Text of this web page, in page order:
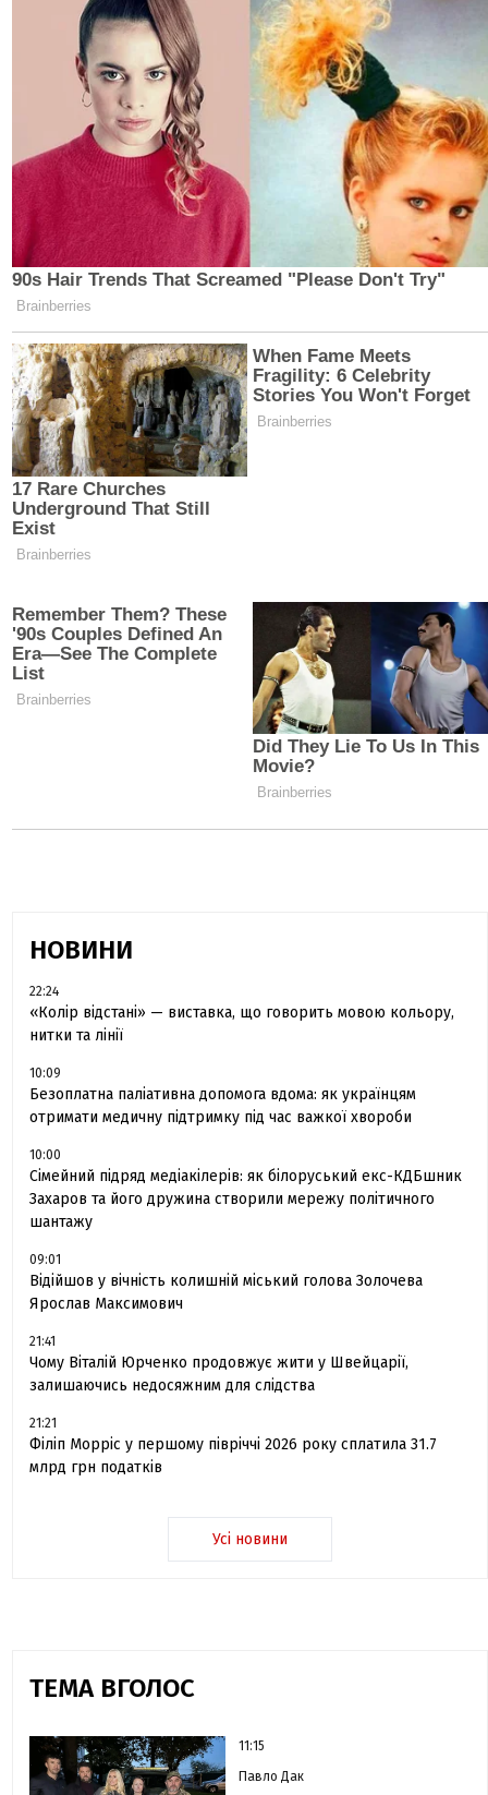
НОВИНИ
22:24
«Колір відстані» — виставка, що говорить мовою кольору,
нитки та лінії
10:09
Безоплатна паліативна допомога вдома: як українцям
отримати медичну підтримку під час важкої хвороби
10:00
Сімейний підряд медіакілерів: як білоруський екс-КДБшник
Захаров та його дружина створили мережу політичного
шантажу
09:01
Відійшов у вічність колишній міський голова Золочева
Ярослав Максимович
21:41
Чому Віталій Юрченко продовжує жити у Швейцарії,
залишаючись недосяжним для слідства
21:21
Філіп Морріс у першому півріччі 2026 року сплатила 31.7
млрд грн податків
Усі новини
ТЕМА ВГОЛОС
11:15
Павло Дак